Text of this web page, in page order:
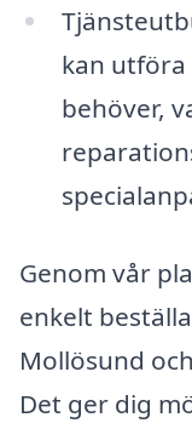
kan utföra
behöver,
Genom vår
enkelt
Mollösund
Det ger dig